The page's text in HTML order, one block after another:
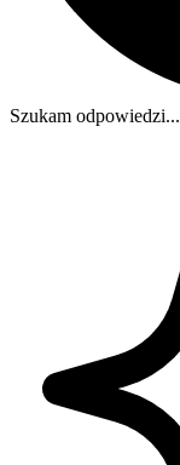
Szukam odpowiedzi...